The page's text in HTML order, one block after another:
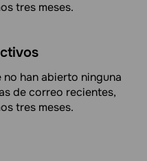
tres meses.
han abierto ninguna
de correo recientes,
tres meses.